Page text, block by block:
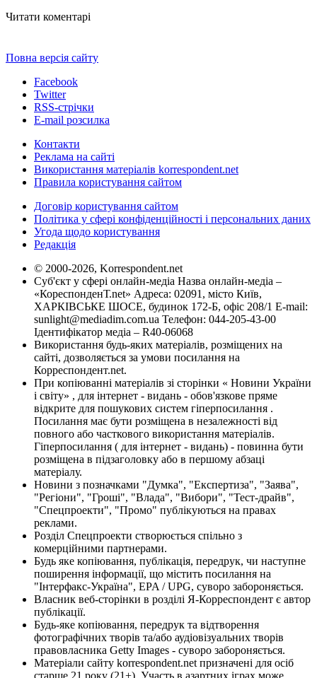
Читати коментарі
Повна версія сайту
Facebook
Twitter
RSS-стрічки
E-mail розсилка
Контакти
Реклама на сайті
Використання матеріалів korrespondent.net
Правила користування сайтом
Договір користування сайтом
Політика у сфері конфіденційності і персональних даних
Угода щодо користування
Редакція
© 2000-2026, Korrespondent.net
Суб'єкт у сфері онлайн-медіа Назва онлайн-медіа –
«КореспонденТ.net» Адреса: 02091, місто Київ,
ХАРКІВСЬКЕ ШОСЕ, будинок 172-Б, офіс 208/1 E-mail:
sunlight@mediadim.com.ua Телефон: 044-205-43-00
Ідентифікатор медіа – R40-06068
Використання будь-яких матеріалів, розміщених на
сайті, дозволяється за умови посилання на
Корреспондент.net.
При копіюванні матеріалів зі сторінки « Новини України
і світу» , для інтернет - видань - обов'язкове пряме
відкрите для пошукових систем гіперпосилання .
Посилання має бути розміщена в незалежності від
повного або часткового використання матеріалів.
Гіперпосилання ( для інтернет - видань) - повинна бути
розміщена в підзаголовку або в першому абзаці
матеріалу.
Новини з позначками "Думка", "Експертиза", "Заява",
"Регіони", "Гроші", "Влада", "Вибори", "Тест-драйв",
"Спецпроекти", "Промо" публікуються на правах
реклами.
Розділ Спецпроекти створюється спільно з
комерційними партнерами.
Будь яке копіювання, публікація, передрук, чи наступне
поширення інформації, що містить посилання на
"Інтерфакс-Україна", EPA / UPG, суворо забороняється.
Власник веб-сторінки в розділі Я-Корреспондент є автор
публікації.
Будь-яке копіювання, передрук та відтворення
фотографічних творів та/або аудіовізуальних творів
правовласника Getty Images - суворо забороняється.
Матеріали сайту korrespondent.net призначені для осіб